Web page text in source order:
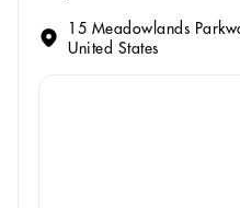
15 Meadowlands
United States